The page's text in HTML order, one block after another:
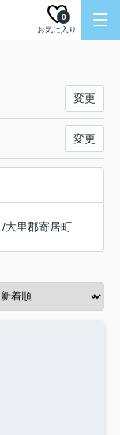
お気に入り
0
変更
変更
/大里郡寄居町